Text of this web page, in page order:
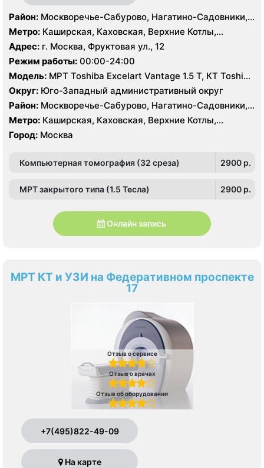
Район: Москворечье-Сабурово, Нагатино-Садовники,
Нагатинский Затон, Нагорный , Царицыно, Северное
Чертаново, Центральное Чертаново, Южное Чертаново
, Зюзино, Черёмушки
Метро: Каширская, Каховская, Верхние Котлы,
Варшавская, Академическая, Крымская, Нагатинская,
Нагорная, Нахимовский проспект, Профсоюзная,
Севастопольская, Чертановская
Адрес: г. Москва, Фруктовая ул., 12
Режим работы: 00:00-24:00
Модель: МРТ Toshiba Excelart Vantage 1.5 Т, КТ Toshiba
Aquilion 32 среза, УЗИ Toshiba Aplio 500, Medison
Sonoace X8
Округ: Юго-Западный административный округ
Район: Москворечье-Сабурово, Нагатино-Садовники,
Нагатинский Затон, Нагорный , Царицыно, Северное
Чертаново, Центральное Чертаново, Южное Чертаново
, Зюзино, Черёмушки
Метро: Каширская, Каховская, Верхние Котлы,
Варшавская, Академическая, Крымская, Нагатинская,
Нагорная, Нахимовский проспект, Профсоюзная,
Город: Москва
Компьютерная томография (32 среза) 2900 p.
МРТ закрытого типа (1.5 Тесла) 2900 p.
Онлайн запись
МРТ КТ и УЗИ на Федеративном проспекте
17
Отзыв о сервисе
Отзыв о врачах
Отзыв об оборудовании
+7(495)822-49-09
На карте